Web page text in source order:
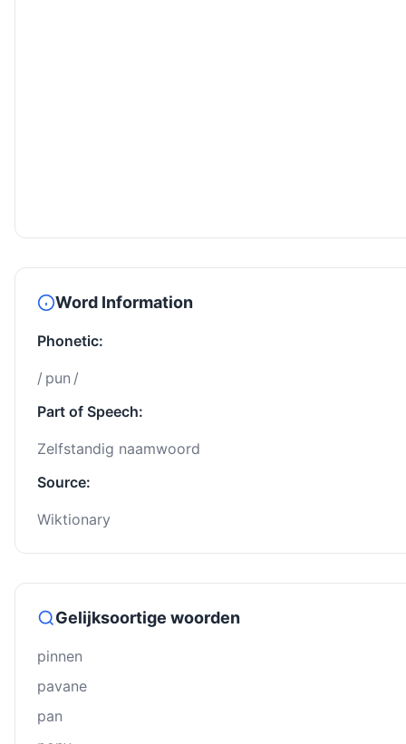
Word Information
Phonetic:
/ pun /
Part of Speech:
Zelfstandig naamwoord
Source:
Wiktionary
Gelijksoortige woorden
pinnen
pavane
pan